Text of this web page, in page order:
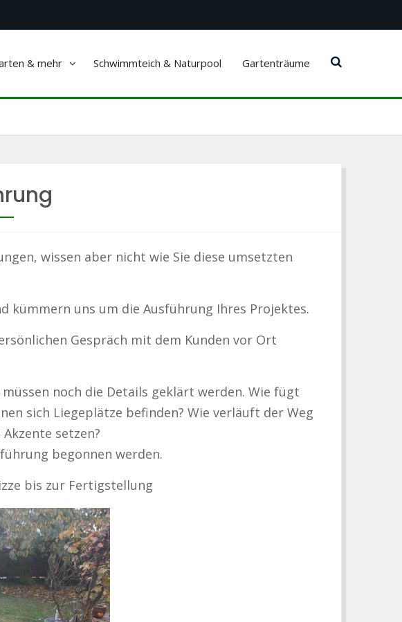
& mehr Schwimmteich & Naturpool Gartenträume
wissen aber nicht wie Sie diese umsetzten
kümmern uns um die Ausführung Ihres Projektes.
Gespräch mit dem Kunden vor Ort
noch die Details geklärt werden. Wie fügt
sich Liegeplätze befinden? Wie verläuft der Weg
setzen?
begonnen werden.
bis zur Fertigstellung